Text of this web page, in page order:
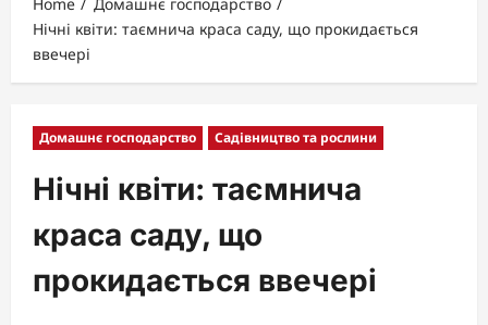
Нічні квіти: таємнича краса саду, що прокидається
ввечері
Домашнє господарство Садівництво та рослини
Нічні квіти: таємнича
краса саду, що
прокидається ввечері